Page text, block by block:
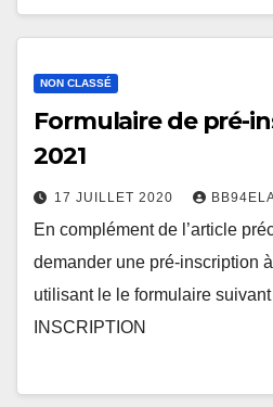
NON CLASSÉ
Formulaire de pré-
2021
17 JUILLET 2020
En complément de l’article
demander une pré-inscription
utilisant le le formulaire
INSCRIPTION